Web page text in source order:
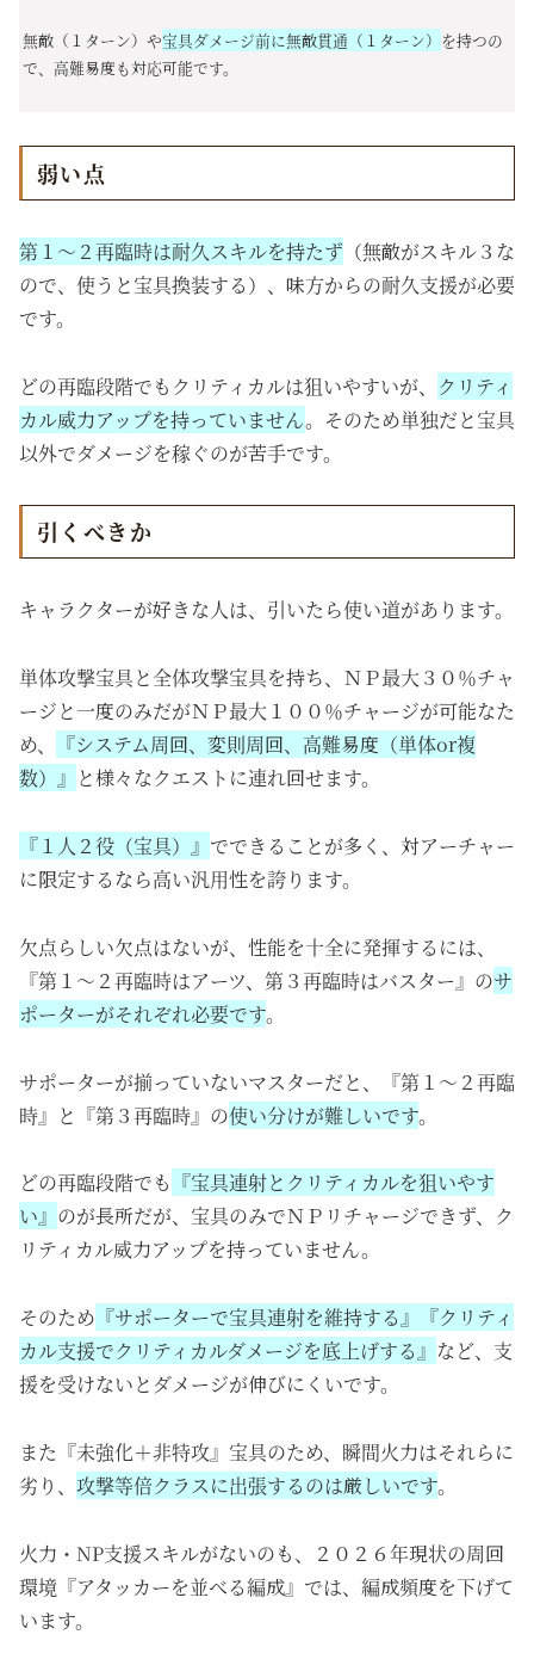
無敵（１ターン）や宝具ダメージ前に無敵貫通（１ターン） を持つの
で、高難易度も対応可能です。
弱い点
第１～２再臨時は耐久スキルを持たず （無敵がスキル３な
ので、使うと宝具換装する）、味方からの耐久支援が必要
です。
どの再臨段階でもクリティカルは狙いやすいが、 クリティ
カル威力アップを持っていません。そのため単独だと宝具
以外でダメージを稼ぐのが苦手です。
引くべきか
キャラクターが好きな人は、引いたら使い道があります。
単体攻撃宝具と全体攻撃宝具を持ち、ＮＰ最大３０％チャ
ージと一度のみだがＮＰ最大１００％チャージが可能なた
め、
『システム周回、変則周回、高難易度（単体or複
数）』 と様々なクエストに連れ回せます。
『１人２役（宝具）』 でできることが多く、対アーチャー
に限定するなら高い汎用性を誇ります。
欠点らしい欠点はないが、性能を十全に発揮するには、
『第１～２再臨時はアーツ、第３再臨時はバスター』のサ
ポーターがそれぞれ必要です。
サポーターが揃っていないマスターだと、『第１～２再臨
時』と『第３再臨時』の使い分けが難しいです。
どの再臨段階でも 『宝具連射とクリティカルを狙いやす
い』 のが長所だが、宝具のみでＮＰリチャージできず、ク
リティカル威力アップを持っていません。
そのため 『サポーターで宝具連射を維持する』『クリティ
カル支援でクリティカルダメージを底上げする』 など、支
援を受けないとダメージが伸びにくいです。
また『未強化＋非特攻』宝具のため、瞬間火力はそれらに
劣り、 攻撃等倍クラスに出張するのは厳しいです。
火力・NP支援スキルがないのも、２０２６年現状の周回
環境『アタッカーを並べる編成』では、編成頻度を下げて
います。